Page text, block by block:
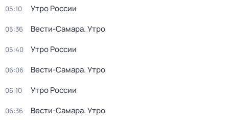
05:10 Утро России
05:36 Вести-Самара. Утро
05:40 Утро России
06:06 Вести-Самара. Утро
06:10 Утро России
06:36 Вести-Самара. Утро